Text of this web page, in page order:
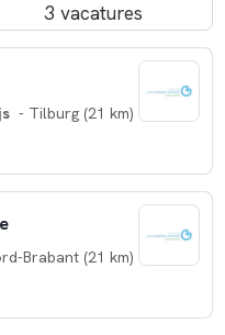
3 vacatures
- Tilburg (21 km)
Brabant (21 km)